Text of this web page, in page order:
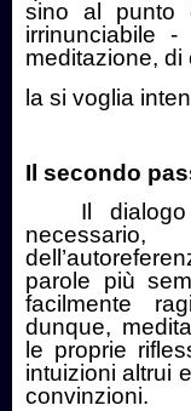
sino al punto
irrinunciabile -
meditazione,
la si voglia
Il secondo
Il
parole più
facilmente
dunque,
le proprie
intuizioni altrui
convinzioni.